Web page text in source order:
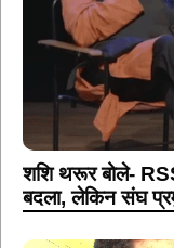
शशि थरूर बोले- RSS
बदला, लेकिन संघ